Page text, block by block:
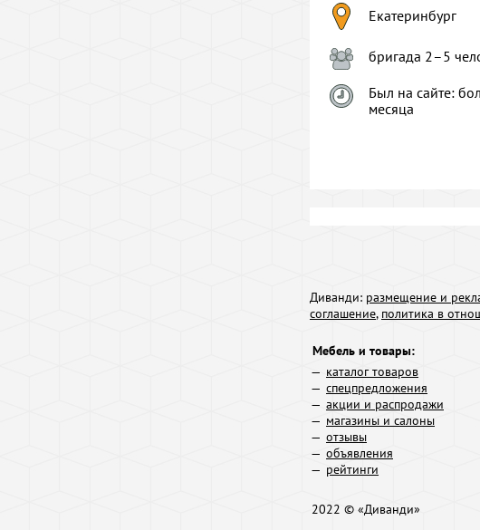
Екатеринбург
бригада 2–5
Был на сайте:
месяца
Диванди: размещение и
соглашение, политика в
Мебель и товары:
каталог товаров
спецпредложения
акции и распродажи
магазины и салоны
отзывы
объявления
рейтинги
2022 © «Диванди»